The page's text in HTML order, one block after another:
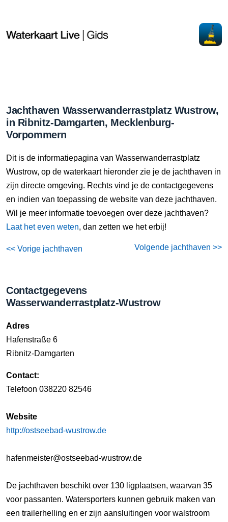
Jachthaven Wasserwanderrastplatz Wustrow,
in Ribnitz-Damgarten, Mecklenburg-
Vorpommern
Dit is de informatiepagina van Wasserwanderrastplatz
Wustrow, op de waterkaart hieronder zie je de jachthaven in
zijn directe omgeving. Rechts vind je de contactgegevens
en indien van toepassing de website van deze jachthaven.
Wil je meer informatie toevoegen over deze jachthaven?
Laat het even weten, dan zetten we het erbij!
<< Vorige jachthaven Volgende jachthaven >>
Contactgegevens
Wasserwanderrastplatz-Wustrow
Adres
Hafenstraße 6
Ribnitz-Damgarten
Contact:
Telefoon 038220 82546
Website
http://ostseebad-wustrow.de
hafenmeister@ostseebad-wustrow.de
De jachthaven beschikt over 130 ligplaatsen, waarvan 35
voor passanten. Watersporters kunnen gebruik maken van
een trailerhelling en er zijn aansluitingen voor walstroom